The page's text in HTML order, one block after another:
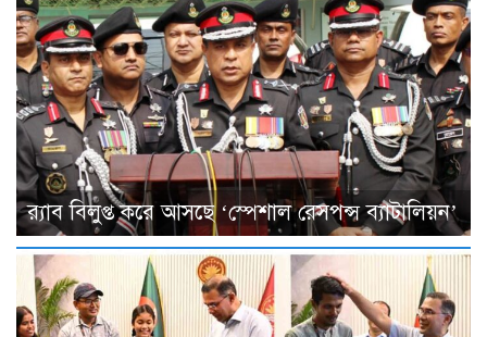
র‌্যাব বিলুপ্ত করে আসছে ‘স্পেশাল রেসপন্স ব্যাটালিয়ন’